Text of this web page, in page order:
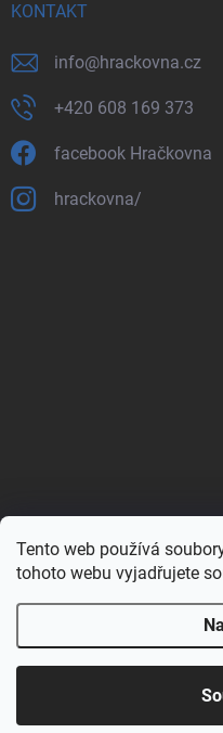
Tento web používá
tohoto webu vyjadřujete
KONTAKT
info@hrackovna.cz
+420 608 169 373
facebook Hračkovna
hrackovna/
Zboží.cz